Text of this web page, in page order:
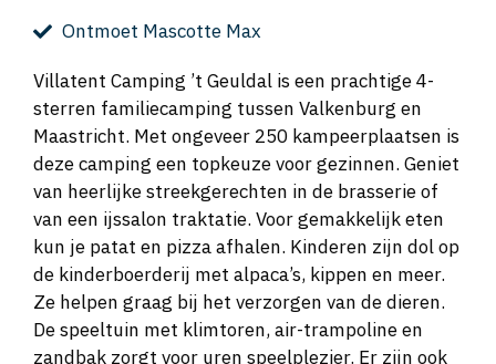
Ontmoet Mascotte Max
Villatent Camping ’t Geuldal is een prachtige 4-
sterren familiecamping tussen Valkenburg en
Maastricht. Met ongeveer 250 kampeerplaatsen is
deze camping een topkeuze voor gezinnen. Geniet
van heerlijke streekgerechten in de brasserie of
van een ijssalon traktatie. Voor gemakkelijk eten
kun je patat en pizza afhalen. Kinderen zijn dol op
de kinderboerderij met alpaca’s, kippen en meer.
Ze helpen graag bij het verzorgen van de dieren.
De speeltuin met klimtoren, air-trampoline en
zandbak zorgt voor uren speelplezier. Er zijn ook